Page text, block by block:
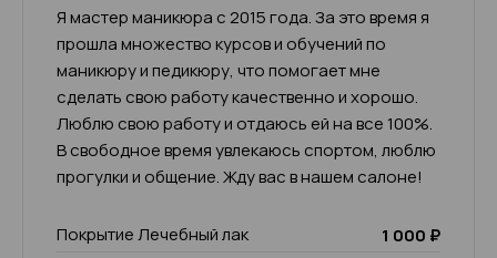
Я мастер маникюра с 2015 года. За это время я
прошла множество курсов и обучений по
маникюру и педикюру, что помогает мне
сделать свою работу качественно и хорошо.
Люблю свою работу и отдаюсь ей на все 100%.
В свободное время увлекаюсь спортом, люблю
прогулки и общение. Жду вас в нашем салоне!
Покрытие Лечебный лак
1 000 ₽